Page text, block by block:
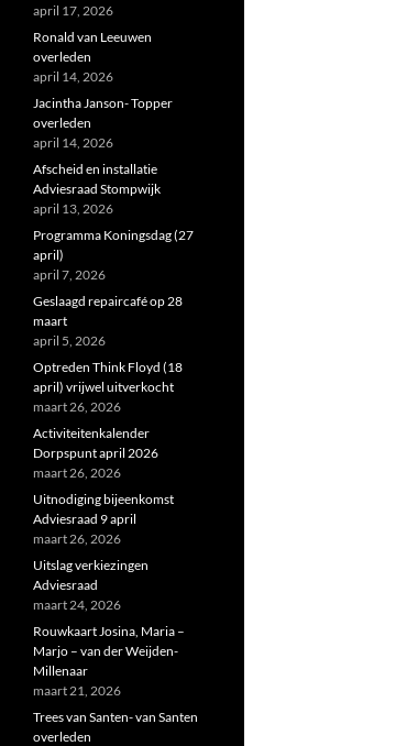
april 17, 2026
Ronald van Leeuwen
overleden
april 14, 2026
Jacintha Janson- Topper
overleden
april 14, 2026
Afscheid en installatie
Adviesraad Stompwijk
april 13, 2026
Programma Koningsdag (27
april)
april 7, 2026
Geslaagd repaircafé op 28
maart
april 5, 2026
Optreden Think Floyd (18
april) vrijwel uitverkocht
maart 26, 2026
Activiteitenkalender
Dorpspunt april 2026
maart 26, 2026
Uitnodiging bijeenkomst
Adviesraad 9 april
maart 26, 2026
Uitslag verkiezingen
Adviesraad
maart 24, 2026
Rouwkaart Josina, Maria –
Marjo – van der Weijden-
Millenaar
maart 21, 2026
Trees van Santen- van Santen
overleden